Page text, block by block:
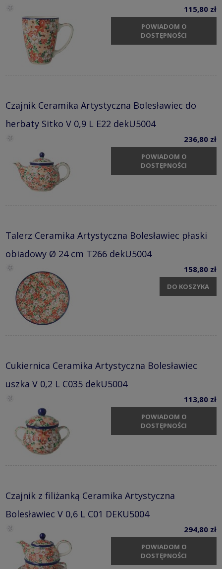
115,80 zł
POWIADOM O
DOSTĘPNOŚCI
Czajnik Ceramika Artystyczna Bolesławiec do
herbaty Sitko V 0,9 L E22 dekU5004
236,80 zł
POWIADOM O
DOSTĘPNOŚCI
Talerz Ceramika Artystyczna Bolesławiec płaski
obiadowy Ø 24 cm T266 dekU5004
158,80 zł
DO KOSZYKA
Cukiernica Ceramika Artystyczna Bolesławiec
uszka V 0,2 L C035 dekU5004
113,80 zł
POWIADOM O
DOSTĘPNOŚCI
Czajnik z filiżanką Ceramika Artystyczna
Bolesławiec V 0,6 L C01 DEKU5004
294,80 zł
POWIADOM O
DOSTĘPNOŚCI